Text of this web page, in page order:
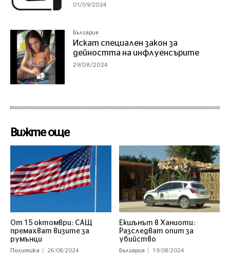
01/09/2024
България
Искат специален закон за
дейността на инфлуенсърите
29/08/2024
Вижте още
От 15 октомври: САЩ
премахват визите за
румънци
Политика 26/08/2024
Екшънът в Ханиоти:
Разследват опит за
убийство
България 19/08/2024